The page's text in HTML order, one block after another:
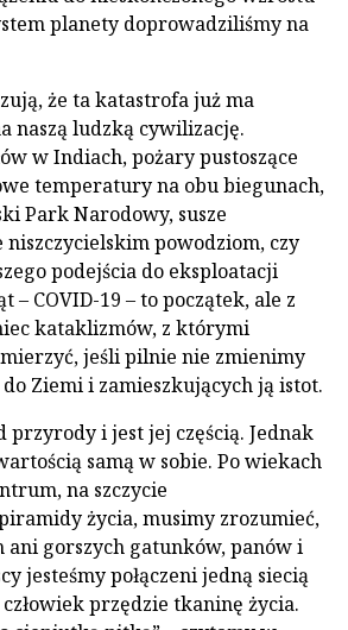
planety doprowadziliśmy na
że ta katastrofa już ma
naszą ludzką cywilizację.
w Indiach, pożary pustoszące
temperatury na obu biegunach,
Park Narodowy, susze
powodziom, czy
podejścia do eksploatacji
COVID-19 – to początek, ale z
kataklizmów, z którymi
jeśli pilnie nie zmienimy
Ziemi i zamieszkujących ją istot.
przyrody i jest jej częścią. Jednak
samą w sobie. Po wiekach
na szczycie
życia, musimy zrozumieć,
ani gorszych gatunków, panów i
jesteśmy połączeni jedną siecią
człowiek przędzie tkaninę życia.